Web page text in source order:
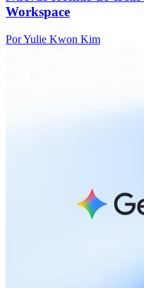
Workspace
Por Yulie Kwon Kim